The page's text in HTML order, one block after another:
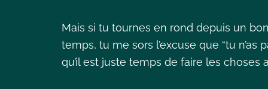
Mais si tu tournes en rond depuis un
temps, tu me sors l’excuse que “tu
qu’il est juste temps de faire les choses